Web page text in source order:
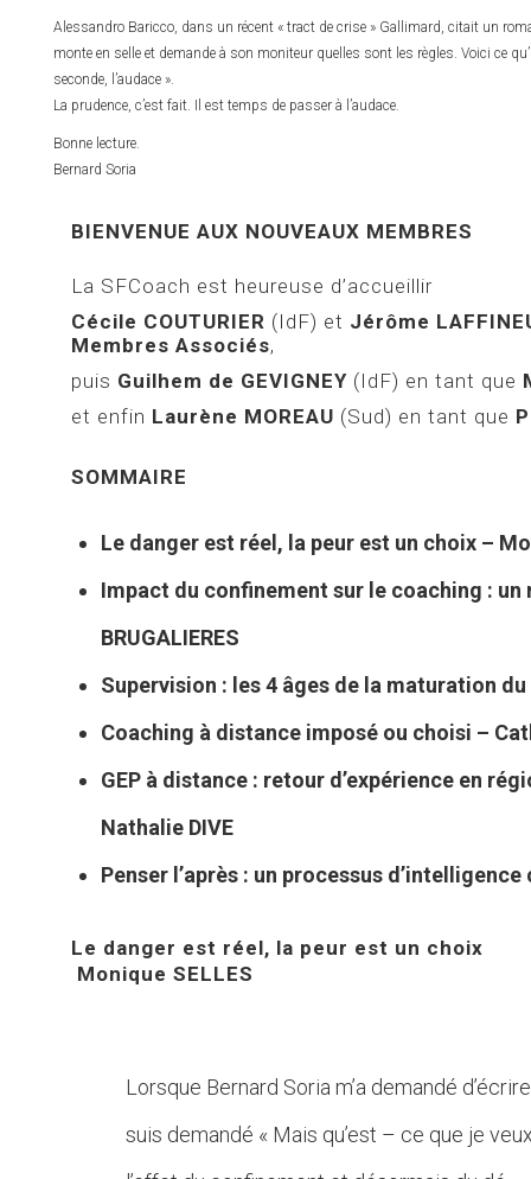
Alessandro Baricco, dans un récent « tract de crise » Gallimard, citait un
monte en selle et demande à son moniteur quelles sont les règles. Voici ce
seconde, l’audace ».
La prudence, c’est fait. Il est temps de passer à l’audace.
Bonne lecture.
Bernard Soria
BIENVENUE AUX NOUVEAUX MEMBRES
La SFCoach est heureuse d’accueillir
Cécile COUTURIER (IdF) et Jérôme
Membres Associés,
puis Guilhem de GEVIGNEY (IdF) en tant que
et enfin Laurène MOREAU (Sud) en tant que
SOMMAIRE
Le danger est réel, la peur est un choix –
Impact du confinement sur le coaching :
BRUGALIERES
Supervision : les 4 âges de la maturation du
Coaching à distance imposé ou choisi –
GEP à distance : retour d’expérience en
Nathalie DIVE
Penser l’après : un processus
Le danger est réel, la peur est un choix
Monique SELLES
Lorsque Bernard Soria m’a demandé
suis demandé « Mais qu’est – ce que je